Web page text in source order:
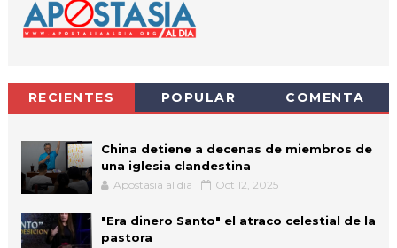
RECIENTES POPULAR COMENTA
China detiene a decenas de miembros de
una iglesia clandestina
Apostasia al dia Oct 12, 2025
"Era dinero Santo" el atraco celestial de la
pastora